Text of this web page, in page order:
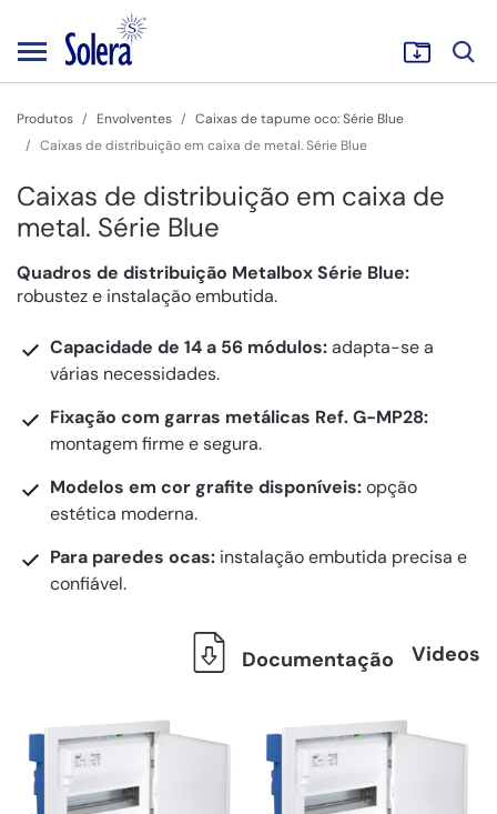
Produtos Envolventes
Caixas de tapume oco: Série Blue
Caixas de distribuição em caixa de metal. Série Blue
Caixas de distribuição em caixa de
metal. Série Blue
Quadros de distribuição Metalbox Série Blue:
robustez e instalação embutida.
Capacidade de 14 a 56 módulos:adapta-se a
várias necessidades.
Fixação com garras metálicas Ref. G-MP28:
montagem firme e segura.
Modelos em cor grafite disponíveis:opção
estética moderna.
Para paredes ocas: instalação embutida precisa e
confiável.
Documentação Videos